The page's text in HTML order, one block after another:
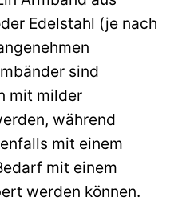
Edelstahl (je nach
sind
mit milder
während
mit einem
mit einem
werden können.